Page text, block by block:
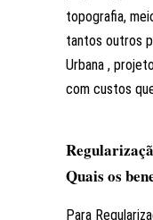
topografia,
tantos outros
Urbana ,
com custos
Quais os
Para